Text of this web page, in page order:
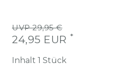
UVP 29,95 €
24,95 EUR *
Inhalt 1 Stück